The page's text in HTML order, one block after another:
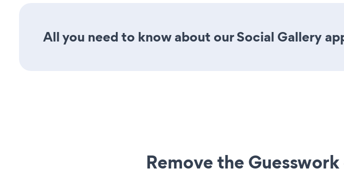
All you need to know about our Social Gallery
Remove the